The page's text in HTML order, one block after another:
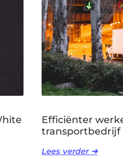
Efficiënter
transportbedrijf
Lees verder ➜